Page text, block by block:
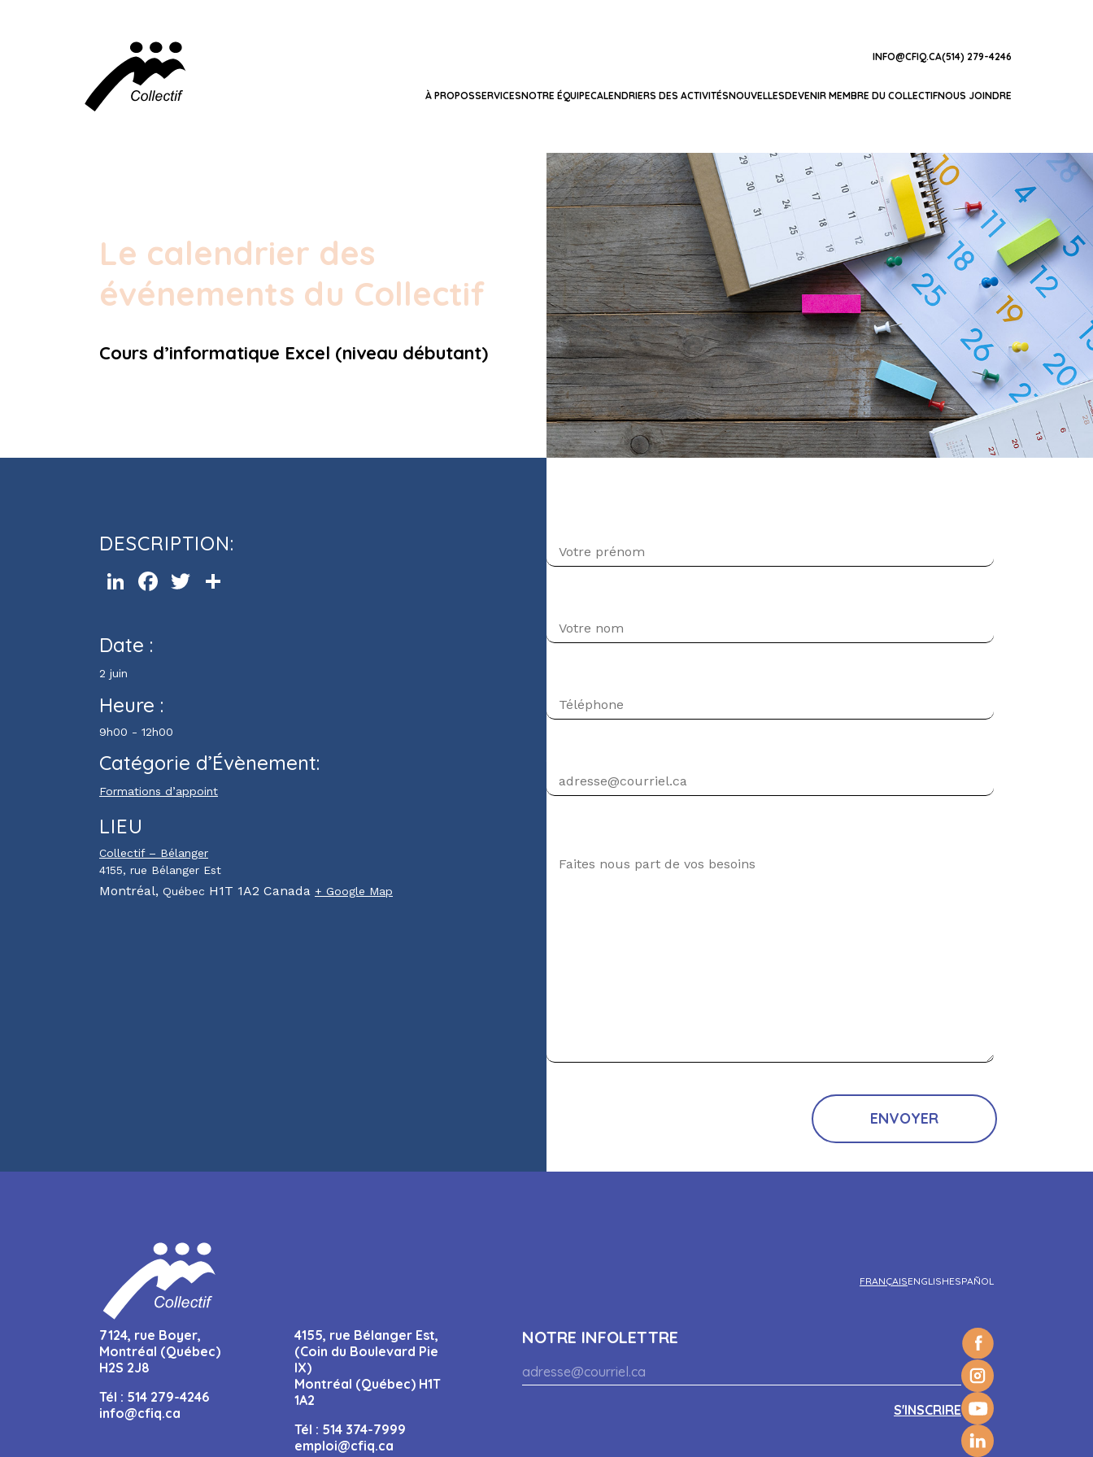
INFO@CFIQ.CA(514) 279-4246
À PROPOSSERVICESNOTRE ÉQUIPECALENDRIERS DES ACTIVITÉSNOUVELLESDEVENIR MEMBRE DU COLLECTIFNOUS JOINDRE
Le calendrier des
événements du Collectif
Cours d’informatique Excel (niveau débutant)
DESCRIPTION:
LinkedInFacebookTwitter
Date :
2 juin
Heure :
9h00 - 12h00
Catégorie d’Évènement:
Formations d’appoint
LIEU
Collectif – Bélanger
4155, rue Bélanger Est
Montréal, Québec H1T 1A2 Canada + Google Map
FRANÇAISENGLISHESPAÑOL
7124, rue Boyer,
Montréal (Québec)
H2S 2J8
Tél : 514 279-4246
info@cfiq.ca
4155, rue Bélanger Est,
(Coin du Boulevard Pie
IX)
Montréal (Québec) H1T
1A2
Tél : 514 374-7999
emploi@cfiq.ca
NOTRE INFOLETTRE